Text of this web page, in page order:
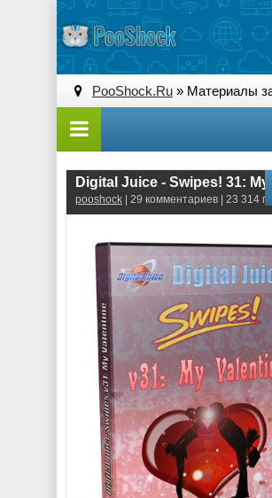
PooShock.Ru » Материалы за Февраль 2012
pooshock | 29 комментариев | 23 314